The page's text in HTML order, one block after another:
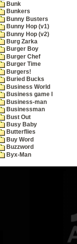
Bunk
Bunkers
Bunny Busters
Bunny Hop (v1)
Bunny Hop (v2)
Burg Zarka
Burger Boy
Burger Chef
Burger Time
Burgers!
Buried Bucks
Business World
Business game I
Business-man
Businessman
Bust Out
Busy Baby
Butterflies
Buy Word
Buzzword
Byx-Man